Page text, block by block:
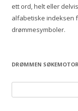
ett ord, helt eller
alfabetiske indeksen
drømmesymboler.
DRØMMEN
e